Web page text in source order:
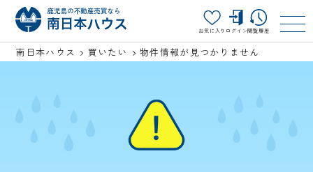
お気に入り ログイン閲覧履歴
南日本ハウス 買いたい 物件情報が見つかりません